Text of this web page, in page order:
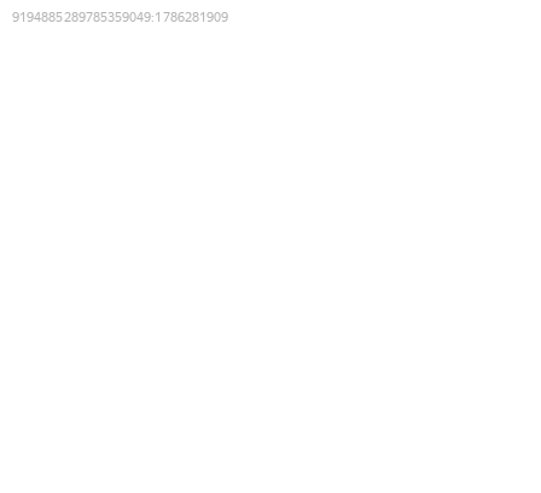
9194885289785359049:1786281909